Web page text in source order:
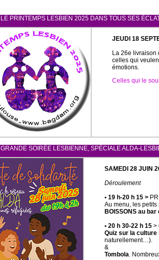
LE PRINTEMPS LESBIEN 2025 DANS TOUS SES
JEUDI 18
La 26e livraison
celles qui
émotions.
Celles qui le
GRANDE SOIRÉE LESBIENNE, SPÉCIALE ALDA-
SAMEDI 28 JUIN
Déroulement
• 19 h-20 h 15 >
Au menu, les
BOISSONS au
• 20 h 30-22 h 15>
Quiz sur la
naturellement…).
&
Tombola.